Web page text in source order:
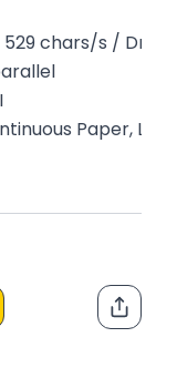
chars/s / Draft:
Paper,